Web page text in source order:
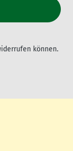
können.